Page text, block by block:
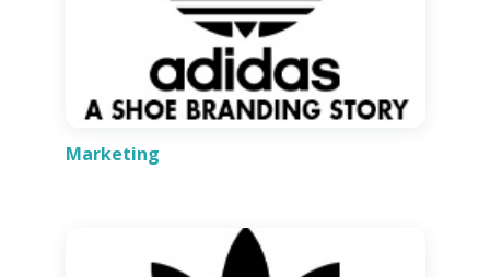
Marketing